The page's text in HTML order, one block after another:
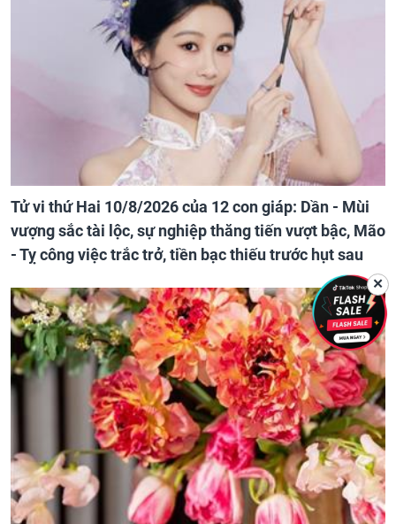
Tử vi thứ Hai 10/8/2026 của 12 con giáp: Dần - Mùi
vượng sắc tài lộc, sự nghiệp thăng tiến vượt bậc, Mão
- Tỵ công việc trắc trở, tiền bạc thiếu trước hụt sau
✕